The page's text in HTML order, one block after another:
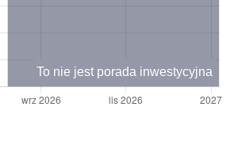
To nie jest porada inwestycyjna